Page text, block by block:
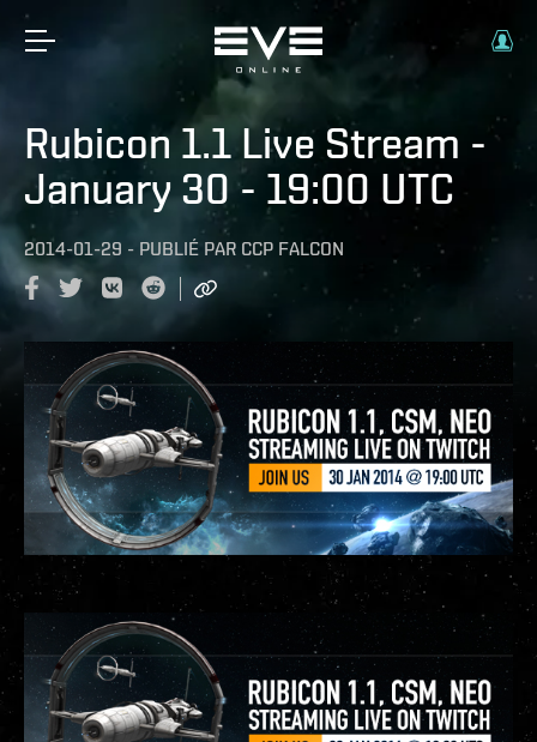
Rubicon 1.1 Live Stream -
January 30 - 19:00 UTC
2014-01-29 - PUBLIÉ PAR CCP FALCON